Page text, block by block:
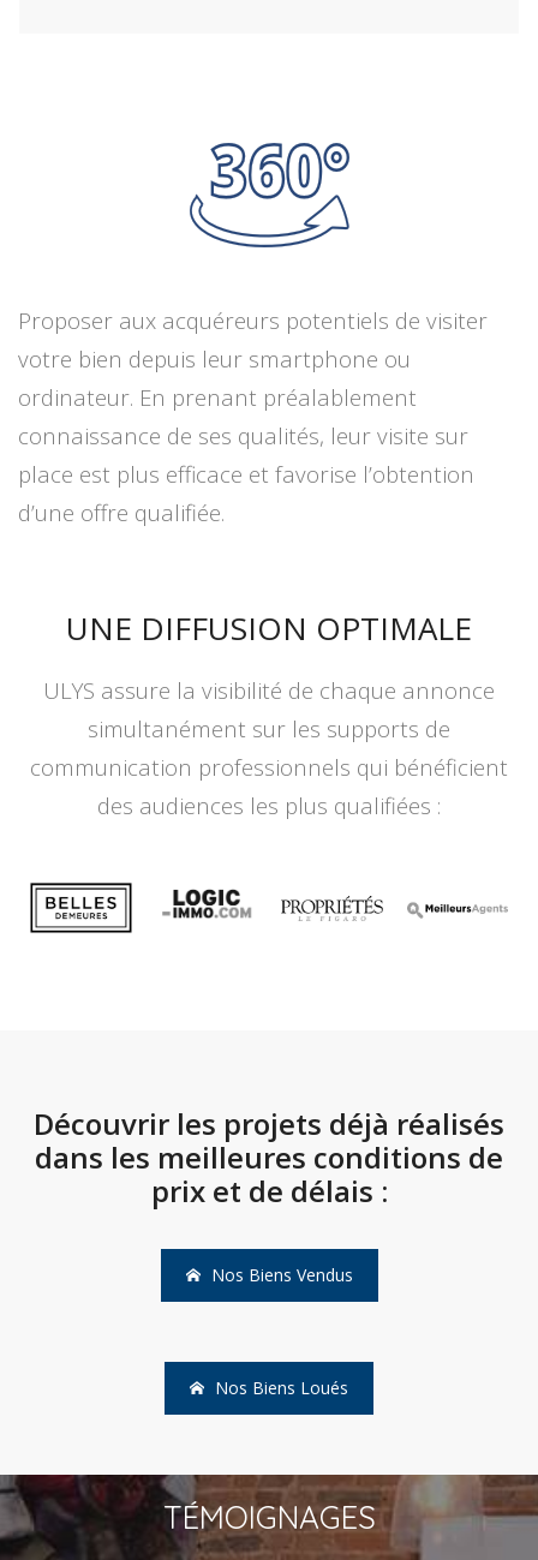
Proposer aux acquéreurs potentiels de visiter
votre bien depuis leur smartphone ou
ordinateur. En prenant préalablement
connaissance de ses qualités, leur visite sur
place est plus efficace et favorise l’obtention
d’une offre qualifiée.
UNE DIFFUSION OPTIMALE
ULYS assure la visibilité de chaque annonce
simultanément sur les supports de
communication professionnels qui bénéficient
des audiences les plus qualifiées :
Découvrir les projets déjà réalisés
dans les meilleures conditions de
prix et de délais :
Nos Biens Vendus
Nos Biens Loués
TÉMOIGNAGES